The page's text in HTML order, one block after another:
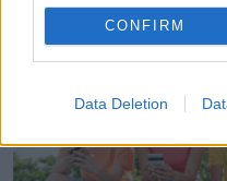
CONFIRM
Data Deletion